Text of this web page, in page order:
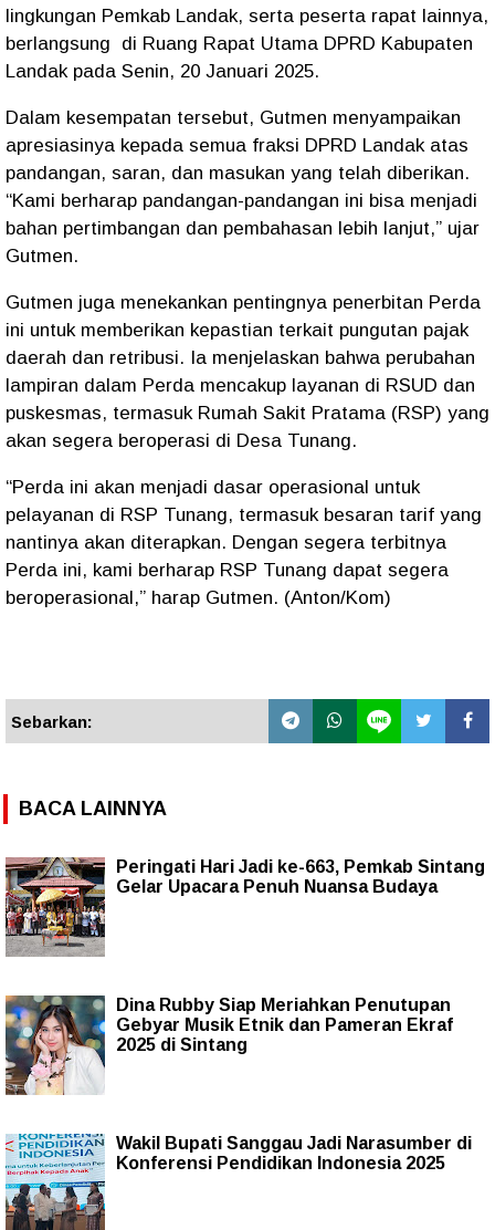
lingkungan Pemkab Landak, serta peserta rapat lainnya,
berlangsung di Ruang Rapat Utama DPRD Kabupaten
Landak pada Senin, 20 Januari 2025.
Dalam kesempatan tersebut, Gutmen menyampaikan
apresiasinya kepada semua fraksi DPRD Landak atas
pandangan, saran, dan masukan yang telah diberikan.
“Kami berharap pandangan-pandangan ini bisa menjadi
bahan pertimbangan dan pembahasan lebih lanjut,” ujar
Gutmen.
Gutmen juga menekankan pentingnya penerbitan Perda
ini untuk memberikan kepastian terkait pungutan pajak
daerah dan retribusi. Ia menjelaskan bahwa perubahan
lampiran dalam Perda mencakup layanan di RSUD dan
puskesmas, termasuk Rumah Sakit Pratama (RSP) yang
akan segera beroperasi di Desa Tunang.
“Perda ini akan menjadi dasar operasional untuk
pelayanan di RSP Tunang, termasuk besaran tarif yang
nantinya akan diterapkan. Dengan segera terbitnya
Perda ini, kami berharap RSP Tunang dapat segera
beroperasional,” harap Gutmen. (Anton/Kom)
Sebarkan:
BACA LAINNYA
Peringati Hari Jadi ke-663, Pemkab Sintang
Gelar Upacara Penuh Nuansa Budaya
Dina Rubby Siap Meriahkan Penutupan
Gebyar Musik Etnik dan Pameran Ekraf
2025 di Sintang
Wakil Bupati Sanggau Jadi Narasumber di
Konferensi Pendidikan Indonesia 2025